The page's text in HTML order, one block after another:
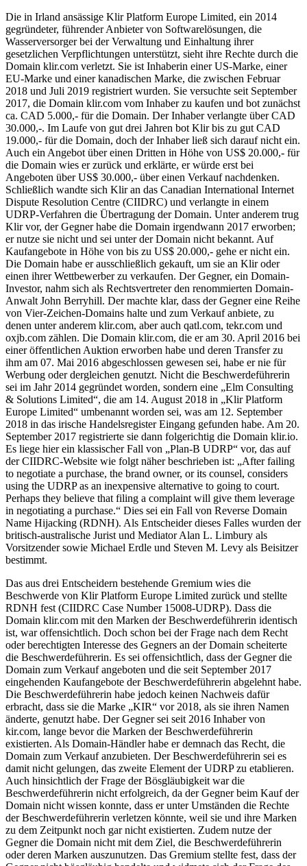
Die in Irland ansässige Klir Platform Europe Limited, ein 2014
gegründeter, führender Anbieter von Softwarelösungen, die
Wasserversorger bei der Verwaltung und Einhaltung ihrer
gesetzlichen Verpflichtungen unterstützt, sieht ihre Rechte durch die
Domain klir.com verletzt. Sie ist Inhaberin einer US-Marke, einer
EU-Marke und einer kanadischen Marke, die zwischen Februar
2018 und Juli 2019 registriert wurden. Sie versuchte seit September
2017, die Domain klir.com vom Inhaber zu kaufen und bot zunächst
ca. CAD 5.000,- für die Domain. Der Inhaber verlangte über CAD
30.000,-. Im Laufe von gut drei Jahren bot Klir bis zu gut CAD
19.000,- für die Domain, doch der Inhaber ließ sich darauf nicht ein.
Auch ein Angebot über einen Dritten in Höhe von US$ 20.000,- für
die Domain wies er zurück und erklärte, er würde erst bei
Angeboten über US$ 30.000,- über einen Verkauf nachdenken.
Schließlich wandte sich Klir an das Canadian International Internet
Dispute Resolution Centre (CIIDRC) und verlangte in einem
UDRP-Verfahren die Übertragung der Domain. Unter anderem trug
Klir vor, der Gegner habe die Domain irgendwann 2017 erworben;
er nutze sie nicht und sei unter der Domain nicht bekannt. Auf
Kaufangebote in Höhe von bis zu US$ 20.000,- gehe er nicht ein.
Die Domain habe er ausschließlich gekauft, um sie an Klir oder
einen ihrer Wettbewerber zu verkaufen. Der Gegner, ein Domain-
Investor, nahm sich als Rechtsvertreter den renommierten Domain-
Anwalt John Berryhill. Der machte klar, dass der Gegner eine Reihe
von Vier-Zeichen-Domains halte und zum Verkauf anbiete, zu
denen unter anderem klir.com, aber auch qatl.com, tekr.com und
oxjb.com zählen. Die Domain klir.com, die er am 30. April 2016 bei
einer öffentlichen Auktion erworben habe und deren Transfer zu
ihm am 07. Mai 2016 abgeschlossen gewesen sei, habe er nie für
Werbung oder dergleichen genutzt. Nicht die Beschwerdeführerin
sei im Jahr 2014 gegründet worden, sondern eine „Elm Consulting
& Solutions Limited“, die am 14. August 2018 in „Klir Platform
Europe Limited“ umbenannt worden sei, was am 12. September
2018 in das irische Handelsregister Eingang gefunden habe. Am 20.
September 2017 registrierte sie dann folgerichtig die Domain klir.io.
Es liege hier ein klassischer Fall von „Plan-B UDRP“ vor, das auf
der CIIDRC-Website wie folgt näher beschrieben ist: „After failing
to negotiate a purchase, the brand owner, or its counsel, considers
using the UDRP as an inexpensive alternative to going to court.
Perhaps they believe that filing a complaint will give them leverage
in negotiating a purchase.“ Dies sei ein Fall von Reverse Domain
Name Hijacking (RDNH). Als Entscheider dieses Falles wurden der
britisch-australische Jurist und Mediator Alan L. Limbury als
Vorsitzender sowie Michael Erdle und Steven M. Levy als Beisitzer
bestimmt.
Das aus drei Entscheidern bestehende Gremium wies die
Beschwerde von Klir Platform Europe Limited zurück und stellte
RDNH fest (CIIDRC Case Number 15008-UDRP). Dass die
Domain klir.com mit den Marken der Beschwerdeführerin identisch
ist, war offensichtlich. Doch schon bei der Frage nach dem Recht
oder berechtigten Interesse des Gegners an der Domain scheiterte
die Beschwerdeführerin. Es sei offensichtlich, dass der Gegner die
Domain zum Verkauf angeboten und die seit September 2017
eingehenden Kaufangebote der Beschwerdeführerin abgelehnt habe.
Die Beschwerdeführerin habe jedoch keinen Nachweis dafür
erbracht, dass sie die Marke „KIR“ vor 2018, als sie ihren Namen
änderte, genutzt habe. Der Gegner sei seit 2016 Inhaber von
kir.com, lange bevor die Marken der Beschwerdeführerin
existierten. Als Domain-Händler habe er demnach das Recht, die
Domain zum Verkauf anzubieten. Der Beschwerdeführerin sei es
damit nicht gelungen, das zweite Element der UDRP zu etablieren.
Auch hinsichtlich der Frage der Bösgläubigkeit war die
Beschwerdeführerin nicht erfolgreich, da der Gegner beim Kauf der
Domain nicht wissen konnte, dass er unter Umständen die Rechte
der Beschwerdeführerin verletzen könnte, weil sie und ihre Marken
zu dem Zeitpunkt noch gar nicht existierten. Zudem nutze der
Gegner die Domain nicht mit dem Ziel, die Beschwerdeführerin
oder deren Marken auszunutzen. Das Gremium stellte fest, dass der